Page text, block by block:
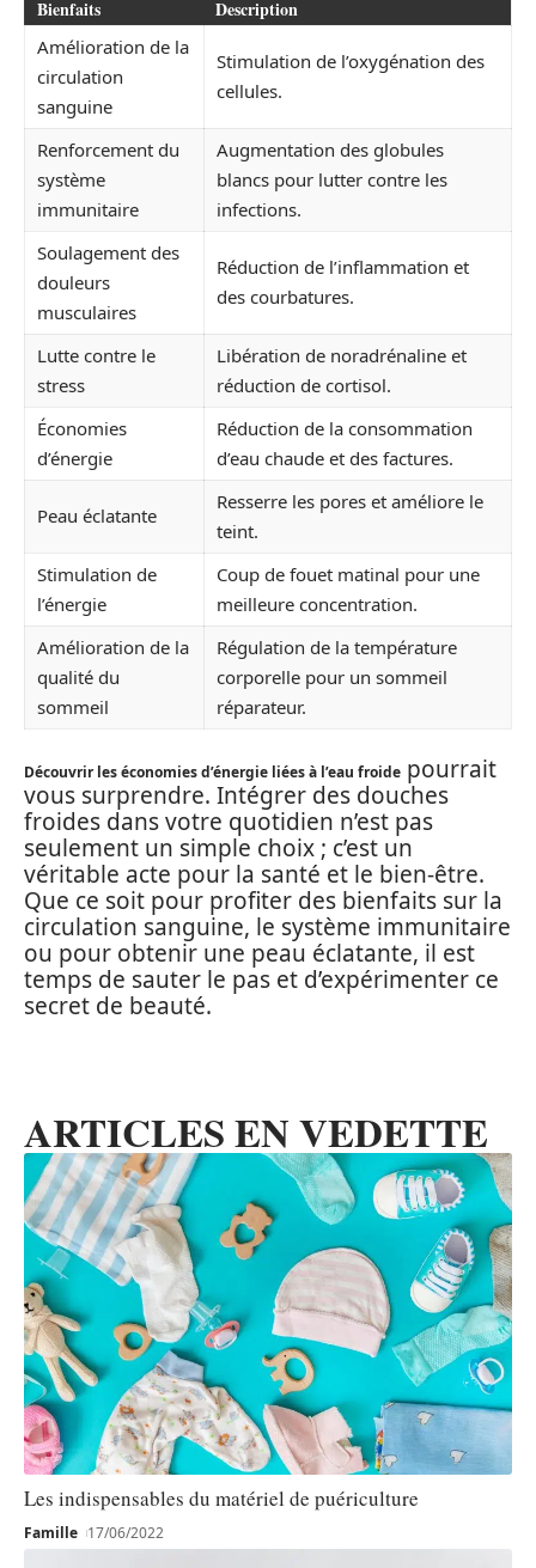
Bienfaits Description
Amélioration de la
circulation
sanguine
Stimulation de l’oxygénation des
cellules.
Renforcement du
système
immunitaire
Augmentation des globules
blancs pour lutter contre les
infections.
Soulagement des
douleurs
musculaires
Réduction de l’inflammation et
des courbatures.
Lutte contre le
stress
Libération de noradrénaline et
réduction de cortisol.
Économies
d’énergie
Réduction de la consommation
d’eau chaude et des factures.
Peau éclatante
Resserre les pores et améliore le
teint.
Stimulation de
l’énergie
Coup de fouet matinal pour une
meilleure concentration.
Amélioration de la
qualité du
sommeil
Régulation de la température
corporelle pour un sommeil
réparateur.
Découvrir les économies d’énergie liées à l’eau froide pourrait
vous surprendre. Intégrer des douches
froides dans votre quotidien n’est pas
seulement un simple choix ; c’est un
véritable acte pour la santé et le bien-être.
Que ce soit pour profiter des bienfaits sur la
circulation sanguine, le système immunitaire
ou pour obtenir une peau éclatante, il est
temps de sauter le pas et d’expérimenter ce
secret de beauté.
ARTICLES EN VEDETTE
Les indispensables du matériel de puériculture
Famille 17/06/2022